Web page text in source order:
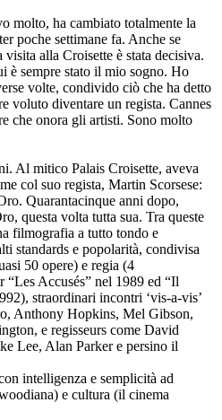
molto, ha cambiato totalmente la
poche settimane fa. Anche se
alla Croisette è stata decisiva.
è sempre stato il mio sogno. Ho
volte, condivido ciò che ha detto
voluto diventare un regista. Cannes
che onora gli artisti. Sono molto
Al mitico Palais Croisette, aveva
col suo regista, Martin Scorsese:
Quarantacinque anni dopo,
questa volta tutta sua. Tra queste
filmografia a tutto tondo e
standards e popolarità, condivisa
50 opere) e regia (4
“Les Accusés” nel 1989 ed “Il
straordinari incontri ‘vis-a-vis’
Anthony Hopkins, Mel Gibson,
e regisseurs come David
Lee, Alan Parker e persino il
intelligenza e semplicità ad
e cultura (il cinema